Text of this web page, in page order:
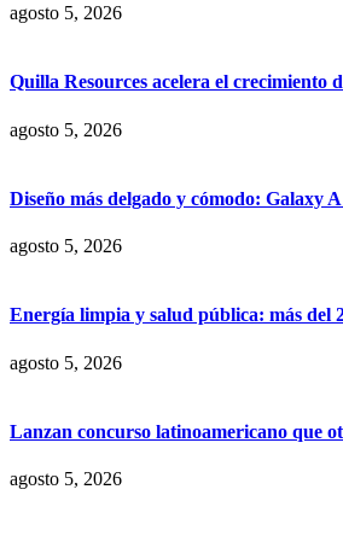
agosto 5, 2026
Quilla Resources acelera el crecimiento
agosto 5, 2026
Diseño más delgado y cómodo: Galaxy
agosto 5, 2026
Energía limpia y salud pública: más del
agosto 5, 2026
Lanzan concurso latinoamericano que
agosto 5, 2026